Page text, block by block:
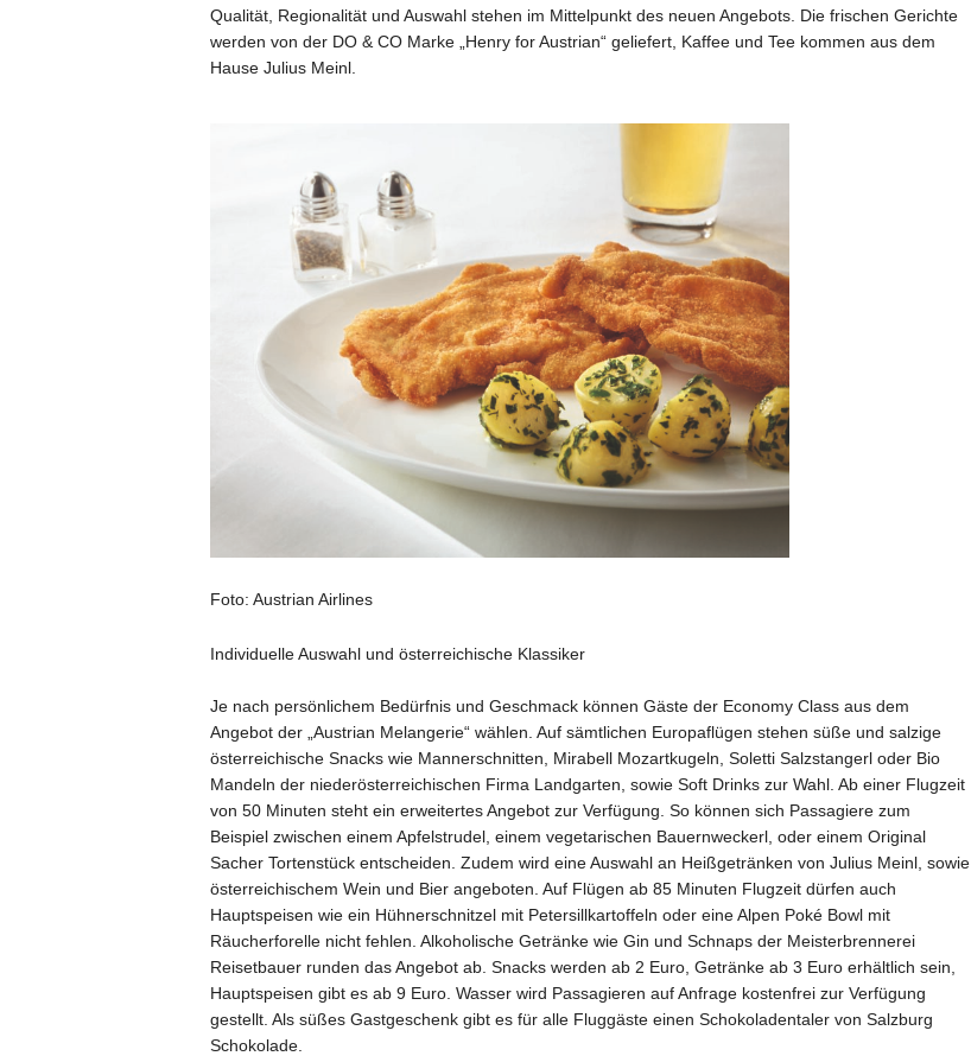
Qualität, Regionalität und Auswahl stehen im Mittelpunkt des neuen Angebots. Die frischen Gerichte
werden von der DO & CO Marke „Henry for Austrian“ geliefert, Kaffee und Tee kommen aus dem
Hause Julius Meinl.
Foto: Austrian Airlines
Individuelle Auswahl und österreichische Klassiker
Je nach persönlichem Bedürfnis und Geschmack können Gäste der Economy Class aus dem
Angebot der „Austrian Melangerie“ wählen. Auf sämtlichen Europaflügen stehen süße und salzige
österreichische Snacks wie Mannerschnitten, Mirabell Mozartkugeln, Soletti Salzstangerl oder Bio
Mandeln der niederösterreichischen Firma Landgarten, sowie Soft Drinks zur Wahl. Ab einer Flugzeit
von 50 Minuten steht ein erweitertes Angebot zur Verfügung. So können sich Passagiere zum
Beispiel zwischen einem Apfelstrudel, einem vegetarischen Bauernweckerl, oder einem Original
Sacher Tortenstück entscheiden. Zudem wird eine Auswahl an Heißgetränken von Julius Meinl, sowie
österreichischem Wein und Bier angeboten. Auf Flügen ab 85 Minuten Flugzeit dürfen auch
Hauptspeisen wie ein Hühnerschnitzel mit Petersillkartoffeln oder eine Alpen Poké Bowl mit
Räucherforelle nicht fehlen. Alkoholische Getränke wie Gin und Schnaps der Meisterbrennerei
Reisetbauer runden das Angebot ab. Snacks werden ab 2 Euro, Getränke ab 3 Euro erhältlich sein,
Hauptspeisen gibt es ab 9 Euro. Wasser wird Passagieren auf Anfrage kostenfrei zur Verfügung
gestellt. Als süßes Gastgeschenk gibt es für alle Fluggäste einen Schokoladentaler von Salzburg
Schokolade.